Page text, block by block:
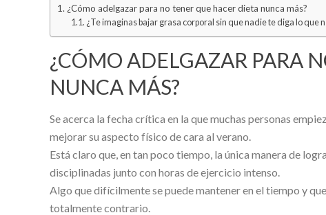
¿Cómo adelgazar para no tener que hacer dieta nunca más?
¿Te imaginas bajar grasa corporal sin que nadie te diga lo que
¿CÓMO ADELGAZAR PARA
NUNCA MÁS?
Se acerca la fecha crítica en la que muchas personas
mejorar su aspecto físico de cara al verano.
Está claro que, en tan poco tiempo, la única manera de
disciplinadas junto con horas de ejercicio intenso.
Algo que difícilmente se puede mantener en el tiempo y
totalmente contrario.